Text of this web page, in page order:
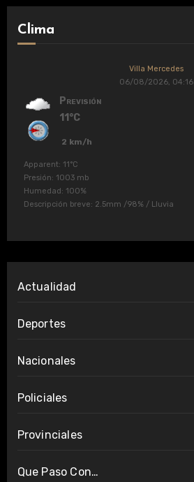
Clima
Villa Mercedes
06/08/2026, 04:16
Previsión
11°C
2 km/h
Apparent: 11°C
Presión: 1003 mb
Humedad: 100%
Descripción breve: 2.5mm /98% / Lluvia
Actualidad
Deportes
Nacionales
Policiales
Provinciales
Que Paso Con…